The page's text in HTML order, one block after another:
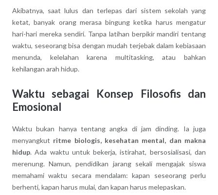
Akibatnya, saat lulus dan terlepas dari sistem sekolah yang
ketat, banyak orang merasa bingung ketika harus mengatur
hari-hari mereka sendiri. Tanpa latihan berpikir mandiri tentang
waktu, seseorang bisa dengan mudah terjebak dalam kebiasaan
menunda, kelelahan karena multitasking, atau bahkan
kehilangan arah hidup.
Waktu sebagai Konsep Filosofis dan
Emosional
Waktu bukan hanya tentang angka di jam dinding. Ia juga
menyangkut ritme biologis, kesehatan mental, dan makna
hidup. Ada waktu untuk bekerja, istirahat, bersosialisasi, dan
merenung. Namun, pendidikan jarang sekali mengajak siswa
memahami waktu secara mendalam: kapan seseorang perlu
berhenti, kapan harus mulai, dan kapan harus melepaskan.